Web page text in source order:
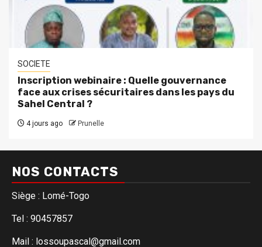
SOCIETE
Inscription webinaire : Quelle gouvernance
face aux crises sécuritaires dans les pays du
Sahel Central ?
4 jours ago Prunelle
NOS CONTACTS
Siège : Lomé-Togo
Tel : 90457857
Mail : lossoupascal@gmail.com